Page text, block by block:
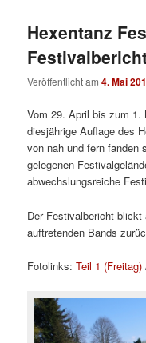
Hexentanz
Veröffentlicht am4. Mai
Vom 29. April bis zum 1.
diesjährige Auflage des
von nah und fern fanden
gelegenen
abwechslungsreiche
Der Festivalbericht
auftretenden Bands
Fotolinks:Teil 1 (Freitag)